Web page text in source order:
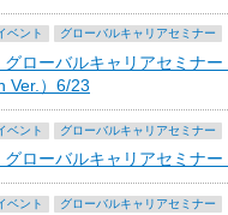
ベント グローバルキャリアセミナー
グローバルキャリアセミナ
Ver.）6/23
ベント グローバルキャリアセミナー
グローバルキャリアセミナ
ベント グローバルキャリアセミナー